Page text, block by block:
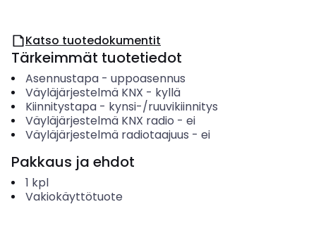
Katso tuotedokumentit
Tärkeimmät tuotetiedot
Asennustapa- uppoasennus
Väyläjärjestelmä KNX - kyllä
Kiinnitystapa- kynsi-/ruuvikiinnitys
Väyläjärjestelmä KNX radio - ei
Väyläjärjestelmä radiotaajuus - ei
Pakkaus ja ehdot
1 kpl
Vakiokäyttötuote